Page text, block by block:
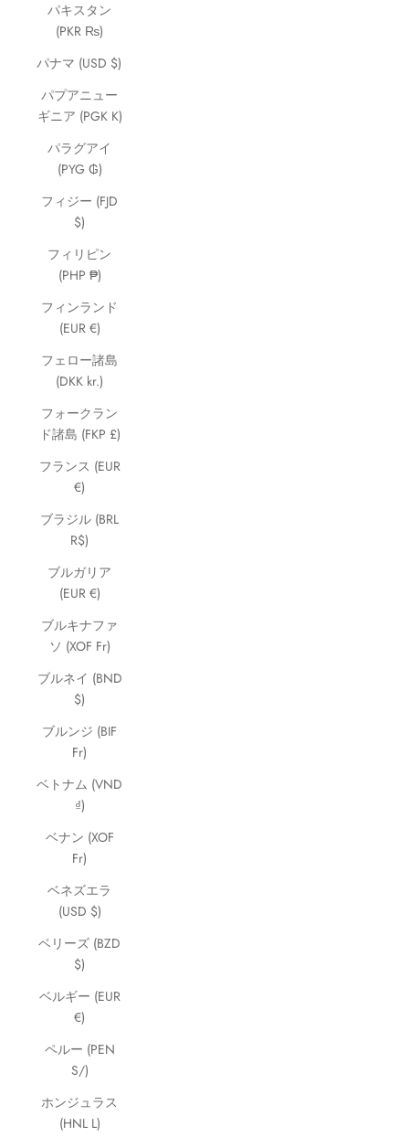
パキスタン
(PKR ₨)
パナマ (USD $)
パプアニュー
ギニア (PGK K)
パラグアイ
(PYG ₲)
フィジー (FJD
$)
フィリピン
(PHP ₱)
フィンランド
(EUR €)
フェロー諸島
(DKK kr.)
フォークラン
ド諸島 (FKP £)
フランス (EUR
€)
ブラジル (BRL
R$)
ブルガリア
(EUR €)
ブルキナファ
ソ (XOF Fr)
ブルネイ (BND
$)
ブルンジ (BIF
Fr)
ベトナム (VND
₫)
ベナン (XOF
Fr)
ベネズエラ
(USD $)
ベリーズ (BZD
$)
ベルギー (EUR
€)
ペルー (PEN
S/)
ホンジュラス
(HNL L)